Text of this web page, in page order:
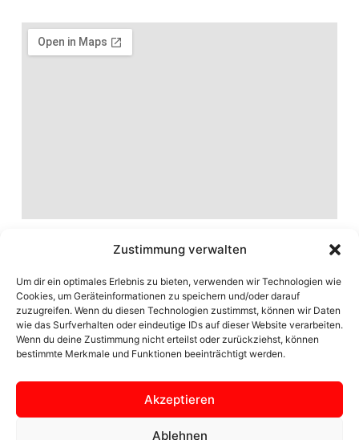
Zustimmung verwalten
Um dir ein optimales Erlebnis zu bieten, verwenden wir Technologien wie
Cookies, um Geräteinformationen zu speichern und/oder darauf
zuzugreifen. Wenn du diesen Technologien zustimmst, können wir Daten
wie das Surfverhalten oder eindeutige IDs auf dieser Website verarbeiten.
Wenn du deine Zustimmung nicht erteilst oder zurückziehst, können
bestimmte Merkmale und Funktionen beeinträchtigt werden.
Akzeptieren
Ablehnen
Seite der Ortsgemeinschaft Zülpich Bürvenich